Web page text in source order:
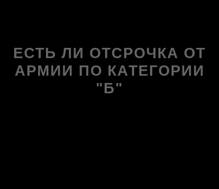
ЕСТЬ ЛИ ОТСРОЧКА ОТ
АРМИИ ПО КАТЕГОРИИ
"Б"